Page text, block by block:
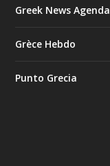
Greek News Agenda
Grèce Hebdo
Punto Grecia